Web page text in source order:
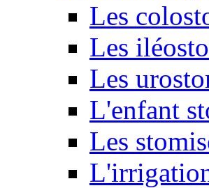
Les
Les
Les
L'enfant
Les